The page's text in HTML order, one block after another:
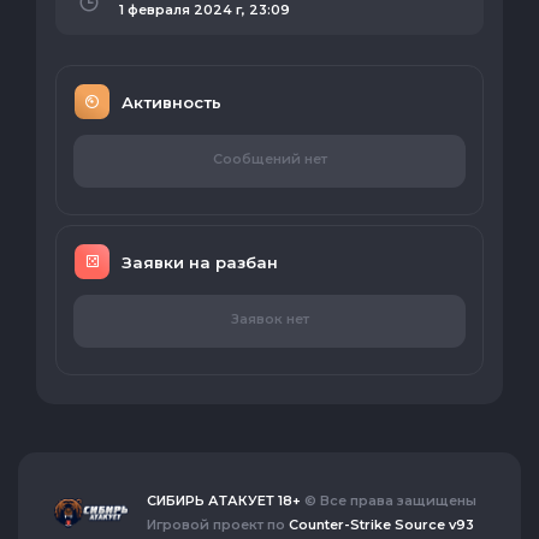
1 февраля 2024 г, 23:09
Активность
Сообщений нет
Заявки на разбан
Заявок нет
СИБИРЬ АТАКУЕТ 18+ © Все права защищены
Игровой проект по Counter-Strike Source v93